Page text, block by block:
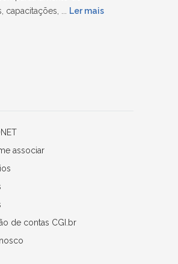
capacitações, ...
Ler mais
associar
de contas CGI.br